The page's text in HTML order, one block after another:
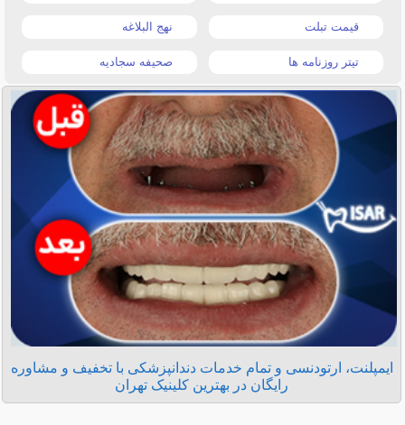
قیمت تبلت نهج البلاغه
تیتر روزنامه ها صحیفه سجادیه
ایمپلنت، ارتودنسی و تمام خدمات دندانپزشکی با تخفیف و مشاوره
رایگان در بهترین کلینیک تهران